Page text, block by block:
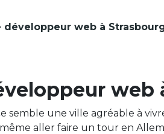
web à
web
semble une ville agréable à
aller faire un tour en